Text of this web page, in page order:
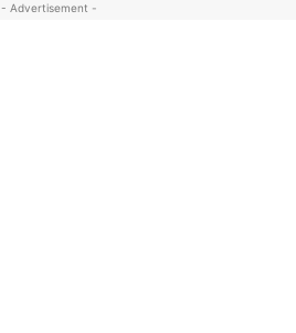
- Advertisement -